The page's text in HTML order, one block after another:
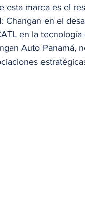
esta marca es el
Changan en el
en la
Auto Panamá,